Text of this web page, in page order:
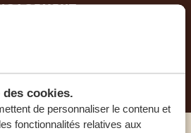
cookies.
de personnaliser le contenu et
fonctionnalités relatives aux
VOTRE AVENTURE